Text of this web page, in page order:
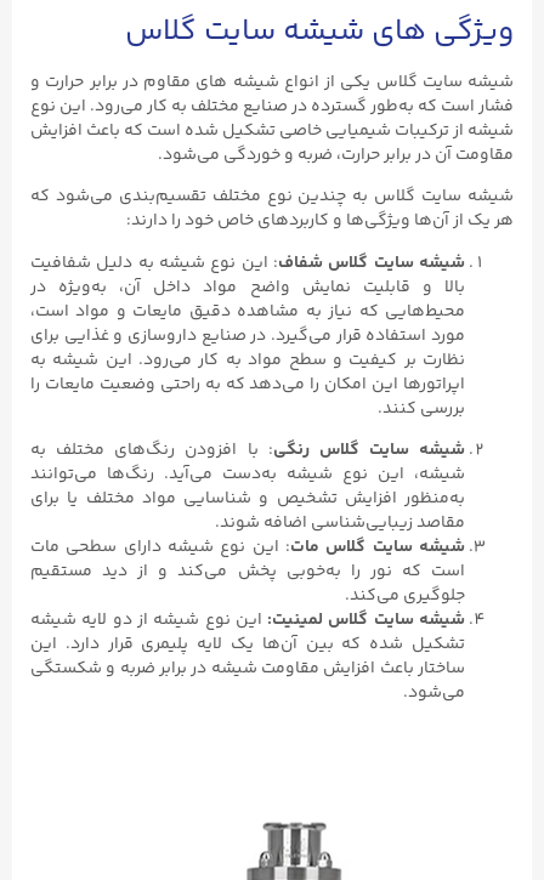
ویژگی های شیشه سایت گلاس
شیشه سایت گلاس یکی از انواع شیشه‌ های مقاوم در برابر حرارت و
فشار است که به‌طور گسترده در صنایع مختلف به کار می‌رود. این نوع
شیشه از ترکیبات شیمیایی خاصی تشکیل شده است که باعث افزایش
مقاومت آن در برابر حرارت، ضربه و خوردگی می‌شود.
شیشه سایت گلاس به چندین نوع مختلف تقسیم‌بندی می‌شود که
هر یک از آن‌ها ویژگی‌ها و کاربردهای خاص خود را دارند:
شیشه سایت گلاس شفاف: این نوع شیشه به دلیل شفافیت
بالا و قابلیت نمایش واضح مواد داخل آن، به‌ویژه در
محیط‌هایی که نیاز به مشاهده دقیق مایعات و مواد است،
مورد استفاده قرار می‌گیرد. در صنایع داروسازی و غذایی برای
نظارت بر کیفیت و سطح مواد به کار می‌رود. این شیشه به
اپراتورها این امکان را می‌دهد که به راحتی وضعیت مایعات را
بررسی کنند.
شیشه سایت گلاس رنگی: با افزودن رنگ‌های مختلف به
شیشه، این نوع شیشه به‌دست می‌آید. رنگ‌ها می‌توانند
به‌منظور افزایش تشخیص و شناسایی مواد مختلف یا برای
مقاصد زیبایی‌شناسی اضافه شوند.
شیشه سایت گلاس مات: این نوع شیشه دارای سطحی مات
است که نور را به‌خوبی پخش می‌کند و از دید مستقیم
جلوگیری می‌کند.
شیشه سایت گلاس لمینیت: این نوع شیشه از دو لایه شیشه
تشکیل شده که بین آن‌ها یک لایه پلیمری قرار دارد. این
ساختار باعث افزایش مقاومت شیشه در برابر ضربه و شکستگی
می‌شود.